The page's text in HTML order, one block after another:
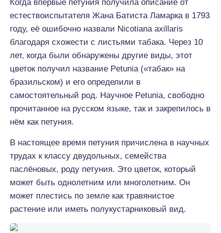
Когда впервые петуния получила описание от
естествоиспытателя Жана Батиста Ламарка в 1793
году, её ошибочно назвали Nicotiana axillaris
благодаря схожести с листьями табака. Через 10
лет, когда были обнаружены другие виды, этот
цветок получил название Petunia («табак» на
бразильском) и его определили в
самостоятельный род. Научное Petunia, свободно
прочитанное на русском языке, так и закрепилось в
нём как петуния.
В настоящее время петуния причислена в научных
трудах к классу двудольных, семейства
паслёновых, роду петуния. Это цветок, который
может быть однолетним или многолетним. Он
может плестись по земле как травянистое
растение или иметь полукустарниковый вид.